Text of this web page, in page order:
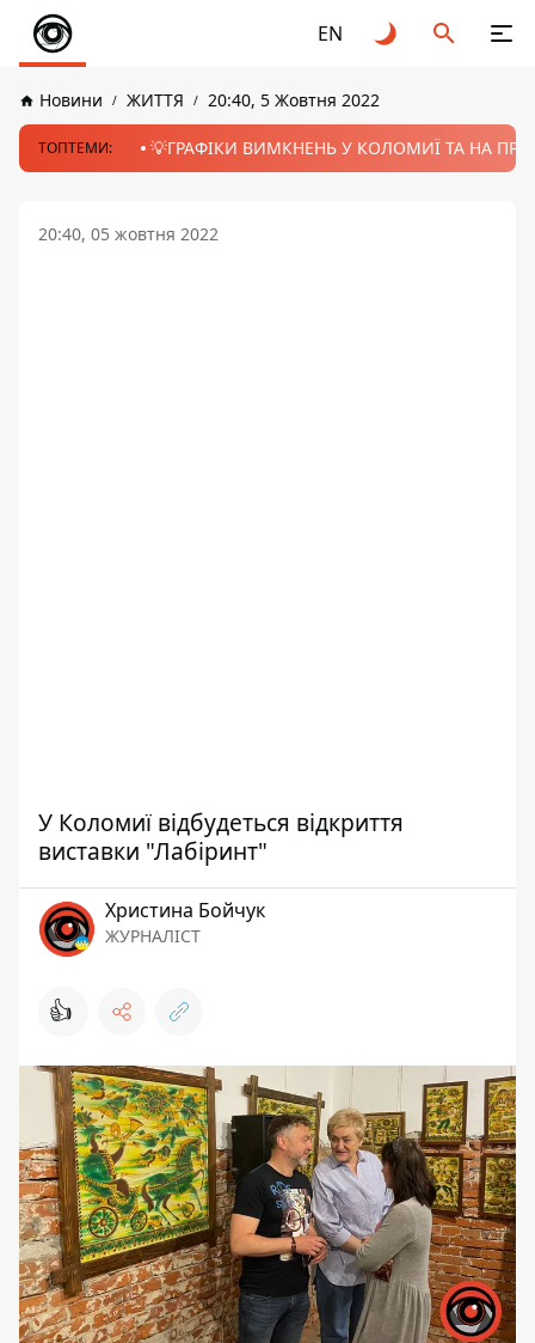
EN
Новини ЖИТТЯ 20:40, 5 Жовтня 2022
ТОПТЕМИ: 💡ГРАФІКИ ВИМКНЕНЬ У КОЛОМИЇ ТА НА
20:40, 05 жовтня 2022
У Коломиї відбудеться відкриття
виставки "Лабіринт"
Христина Бойчук
ЖУРНАЛІСТ
👍